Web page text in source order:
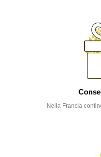
Nella Francia